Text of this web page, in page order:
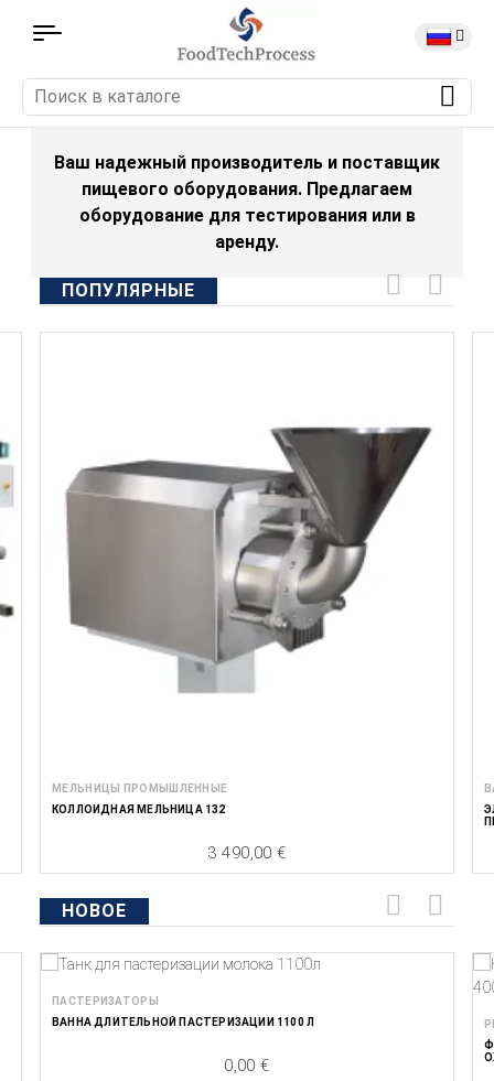
Ваш надежный производитель и поставщик
пищевого оборудования. Предлагаем
оборудование для тестирования или в
аренду.
ПОПУЛЯРНЫЕ
МЕЛЬНИЦЫ ПРОМЫШЛЕННЫЕ
КОЛЛОИДНАЯ МЕЛЬНИЦА 132
Цена
3 490,00 €
НОВОЕ
ПАСТЕРИЗАТОРЫ
ВАННА ДЛИТЕЛЬНОЙ ПАСТЕРИЗАЦИИ 1100 Л
Цена
0,00 €